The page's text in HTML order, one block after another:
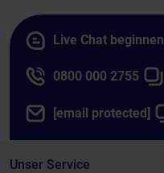
Live Chat beginnen
0800 000 2755
[email protected]
Unser Service